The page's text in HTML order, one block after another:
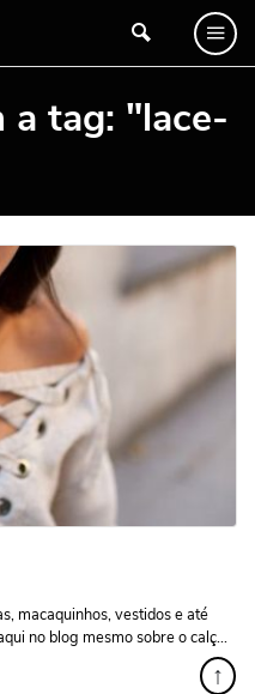
a tag: "lace-
macaquinhos, vestidos e até
no blog mesmo sobre o calç...
↑